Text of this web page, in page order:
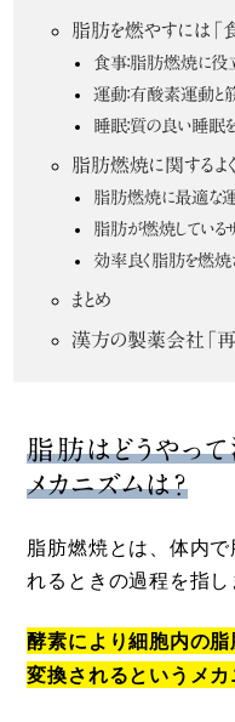
脂肪を燃やすには「
食事：脂肪燃焼に
運動：有酸素運動と
睡眠：質の良い睡眠
脂肪燃焼に関するよ
脂肪燃焼に最適な
脂肪が燃焼しているサ
効率良く脂肪を燃焼さ
まとめ
漢方の製薬会社「再
脂肪はどうやっ
メカニズムは？
脂肪燃焼とは、体内
れるときの過程を指し
酵素により細胞内の
変換されるというメカ